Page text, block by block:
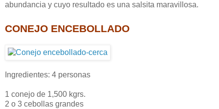
abundancia y cuyo resultado es una salsita maravillosa.
CONEJO ENCEBOLLADO
Ingredientes: 4 personas
1 conejo de 1,500 kgrs.
2 o 3 cebollas grandes